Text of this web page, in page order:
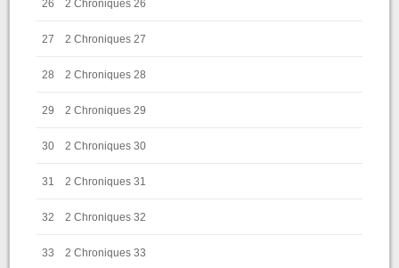
26 2 Chroniques 26
27 2 Chroniques 27
28 2 Chroniques 28
29 2 Chroniques 29
30 2 Chroniques 30
31 2 Chroniques 31
32 2 Chroniques 32
33 2 Chroniques 33